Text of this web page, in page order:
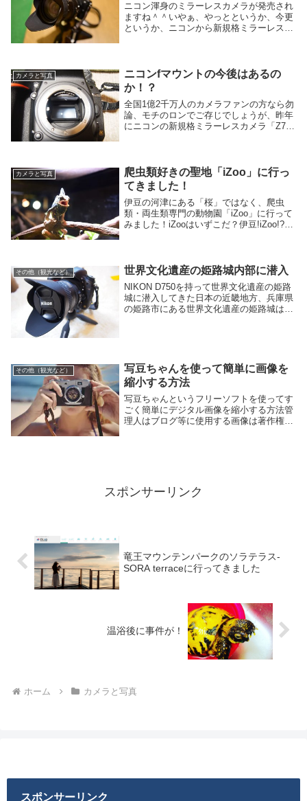
ニコン渾身のミラーレスカメラが発売され
ますね＾＾いやぁ、やっとというか、今更
というか、ニコンから新規格ミラーレスカ
いう呼び名か...
カメラと写真
ニコンfマウントの今後はあるの
か！？
全国1億2千万人のカメラファンの方なら勿
論、モチのロンでご存じでしょうが、昨年
にニコンの新規格ミラーレスカメラ「Z7」
カメラと写真
爬虫類好きの聖地「iZoo」に行っ
てきました！
伊豆の河津にある「桜」ではなく、爬虫
類・両生類専門の動物園「iZoo」に行って
みました！iZooはいずこだ？伊豆!iZoo!?い
その他（観光など） 世界文化遺産の姫路城内部に潜入
NIKON D750を持って世界文化遺産の姫路
城に潜入してきた日本の近畿地方、兵庫県
の姫路市にある世界文化遺産の姫路城は国
その他（観光など）
写豆ちゃんを使って簡単に画像を
縮小する方法
写豆ちゃんというフリーソフトを使ってす
ごく簡単にデジタル画像を縮小する方法管
理人はブログ等に使用する画像は著作権フ
スポンサーリンク
竜王マウンテンパークのソラテラス-
SORA terraceに行ってきました
温浴後に事件が！
ホーム カメラと写真
スポンサーリンク